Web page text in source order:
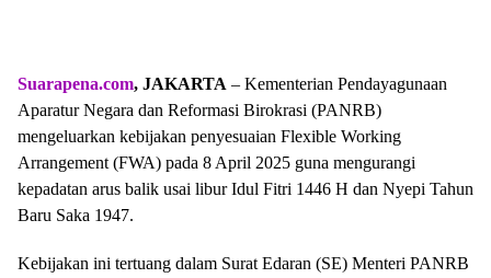
Suarapena.com, JAKARTA – Kementerian Pendayagunaan
Aparatur Negara dan Reformasi Birokrasi (PANRB)
mengeluarkan kebijakan penyesuaian Flexible Working
Arrangement (FWA) pada 8 April 2025 guna mengurangi
kepadatan arus balik usai libur Idul Fitri 1446 H dan Nyepi Tahun
Baru Saka 1947.
Kebijakan ini tertuang dalam Surat Edaran (SE) Menteri PANRB